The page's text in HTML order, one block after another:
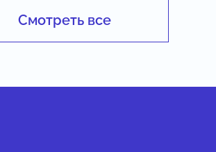
Смотреть все